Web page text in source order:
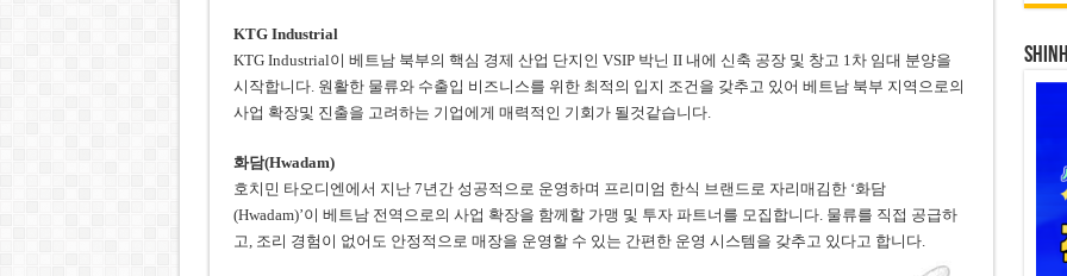
KTG Industrial
KTG Industrial이 베트남 북부의 핵심 경제 산업 단지인 VSIP 박닌 II 내에 신축 공장 및 창고 1차 임대 분양을
시작합니다. 원활한 물류와 수출입 비즈니스를 위한 최적의 입지 조건을 갖추고 있어 베트남 북부 지역으로의
사업 확장및 진출을 고려하는 기업에게 매력적인 기회가 될것같습니다.
화담(Hwadam)
호치민 타오디엔에서 지난 7년간 성공적으로 운영하며 프리미엄 한식 브랜드로 자리매김한 ‘화담
(Hwadam)’이 베트남 전역으로의 사업 확장을 함께할 가맹 및 투자 파트너를 모집합니다. 물류를 직접 공급하
고, 조리 경험이 없어도 안정적으로 매장을 운영할 수 있는 간편한 운영 시스템을 갖추고 있다고 합니다.